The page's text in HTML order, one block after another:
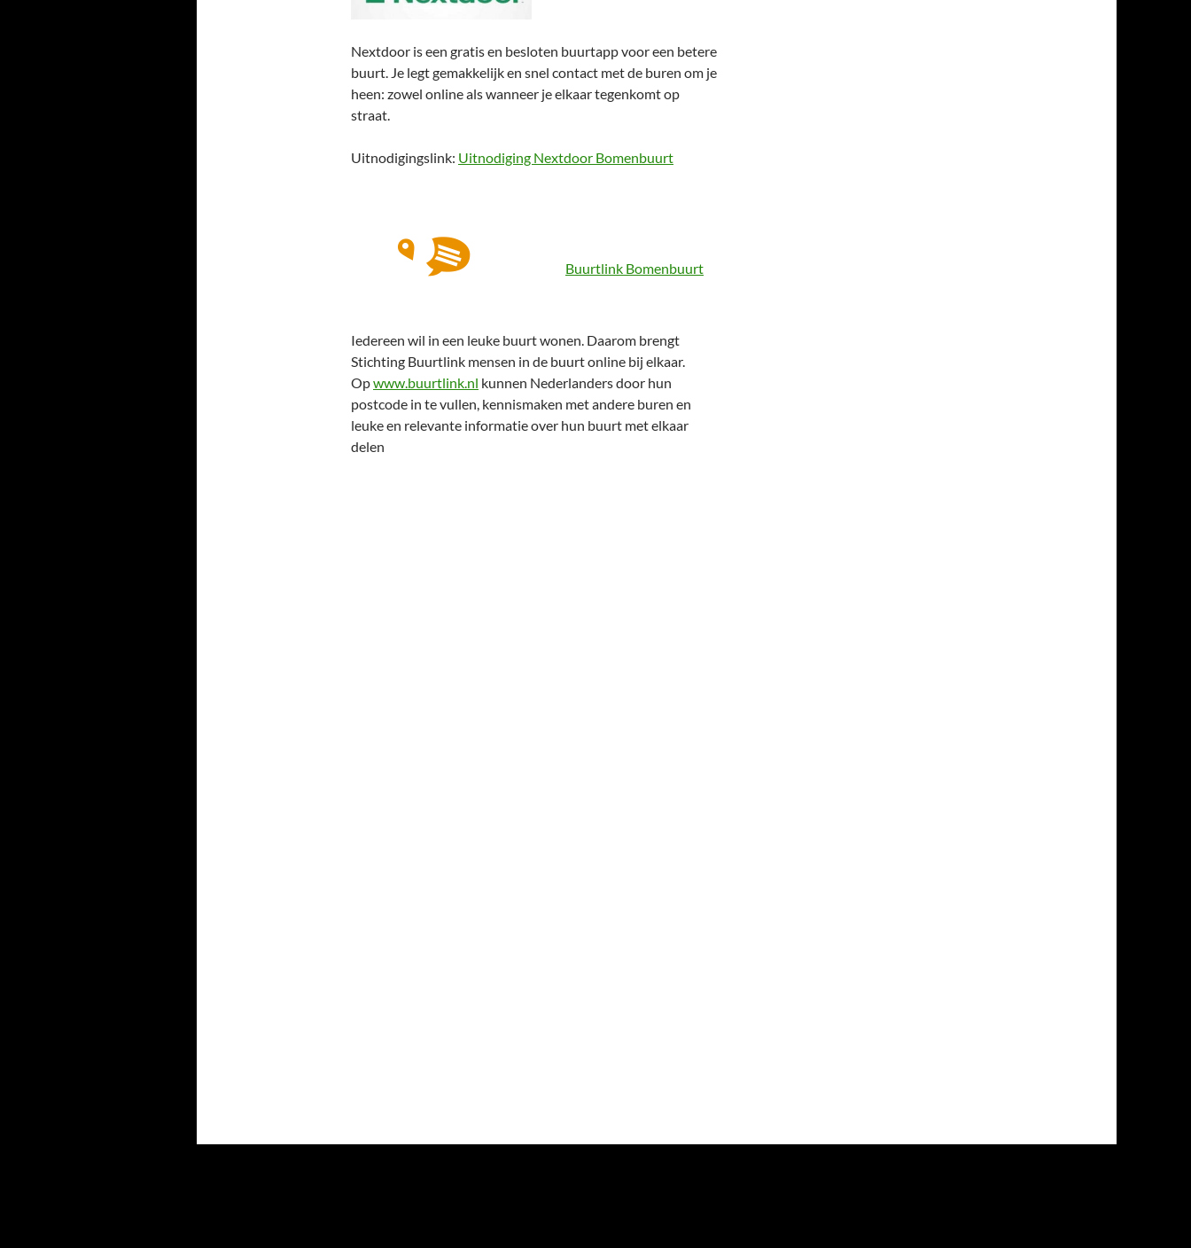
Nextdoor is een gratis en besloten buurtapp voor een betere
buurt. Je legt gemakkelijk en snel contact met de buren om je
heen: zowel online als wanneer je elkaar tegenkomt op
straat.
Uitnodigingslink: Uitnodiging Nextdoor Bomenbuurt
Buurtlink Bomenbuurt
Iedereen wil in een leuke buurt wonen. Daarom brengt
Stichting Buurtlink mensen in de buurt online bij elkaar.
Opwww.buurtlink.nl kunnen Nederlanders door hun
postcode in te vullen, kennismaken met andere buren en
leuke en relevante informatie over hun buurt met elkaar
delen